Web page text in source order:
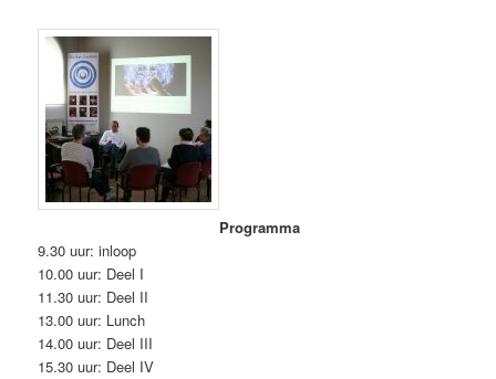
Programma
9.30 uur: inloop
10.00 uur: Deel I
11.30 uur: Deel II
13.00 uur: Lunch
14.00 uur: Deel III
15.30 uur: Deel IV